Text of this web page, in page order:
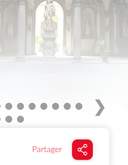
❯
Partager